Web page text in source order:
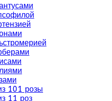
101 розы
11 роз